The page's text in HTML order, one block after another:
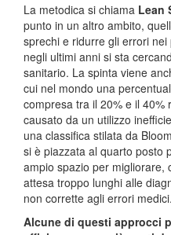
La metodica si chiama Lean
punto in un altro ambito,
sprechi e ridurre gli errori
negli ultimi anni si sta
sanitario. La spinta viene
cui nel mondo una
compresa tra il 20% e il 40%
causato da un utilizzo
una classifica stilata da
si è piazzata al quarto posto
ampio spazio per migliorare,
attesa troppo lunghi alle
non corrette agli errori medici.
Alcune di questi approcci